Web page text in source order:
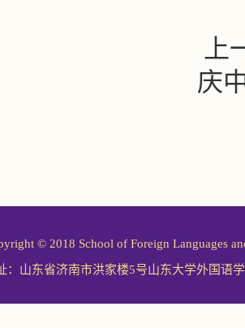
上
庆
© 2018 School of Foreign Languages
：山东省济南市洪家楼5号山东大学外国语